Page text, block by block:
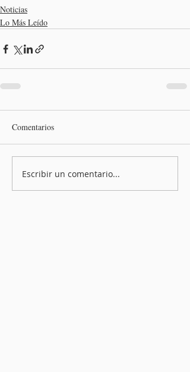
Noticias
Lo Más Leído
Comentarios
Escribir un comentario...